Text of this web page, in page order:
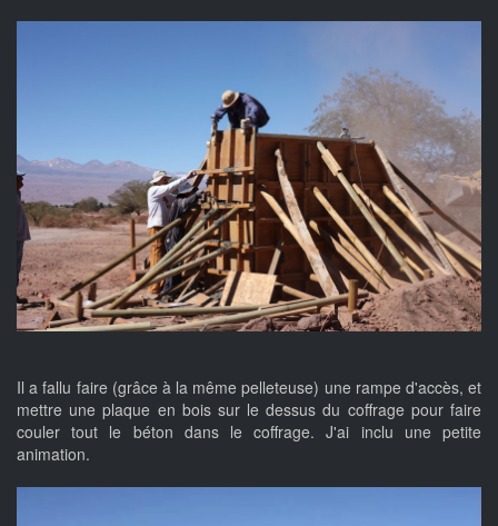
Il a fallu faire (grâce à la même pelleteuse) une rampe d'accès, et
mettre une plaque en bois sur le dessus du coffrage pour faire
couler tout le béton dans le coffrage. J'ai inclu une petite
animation.